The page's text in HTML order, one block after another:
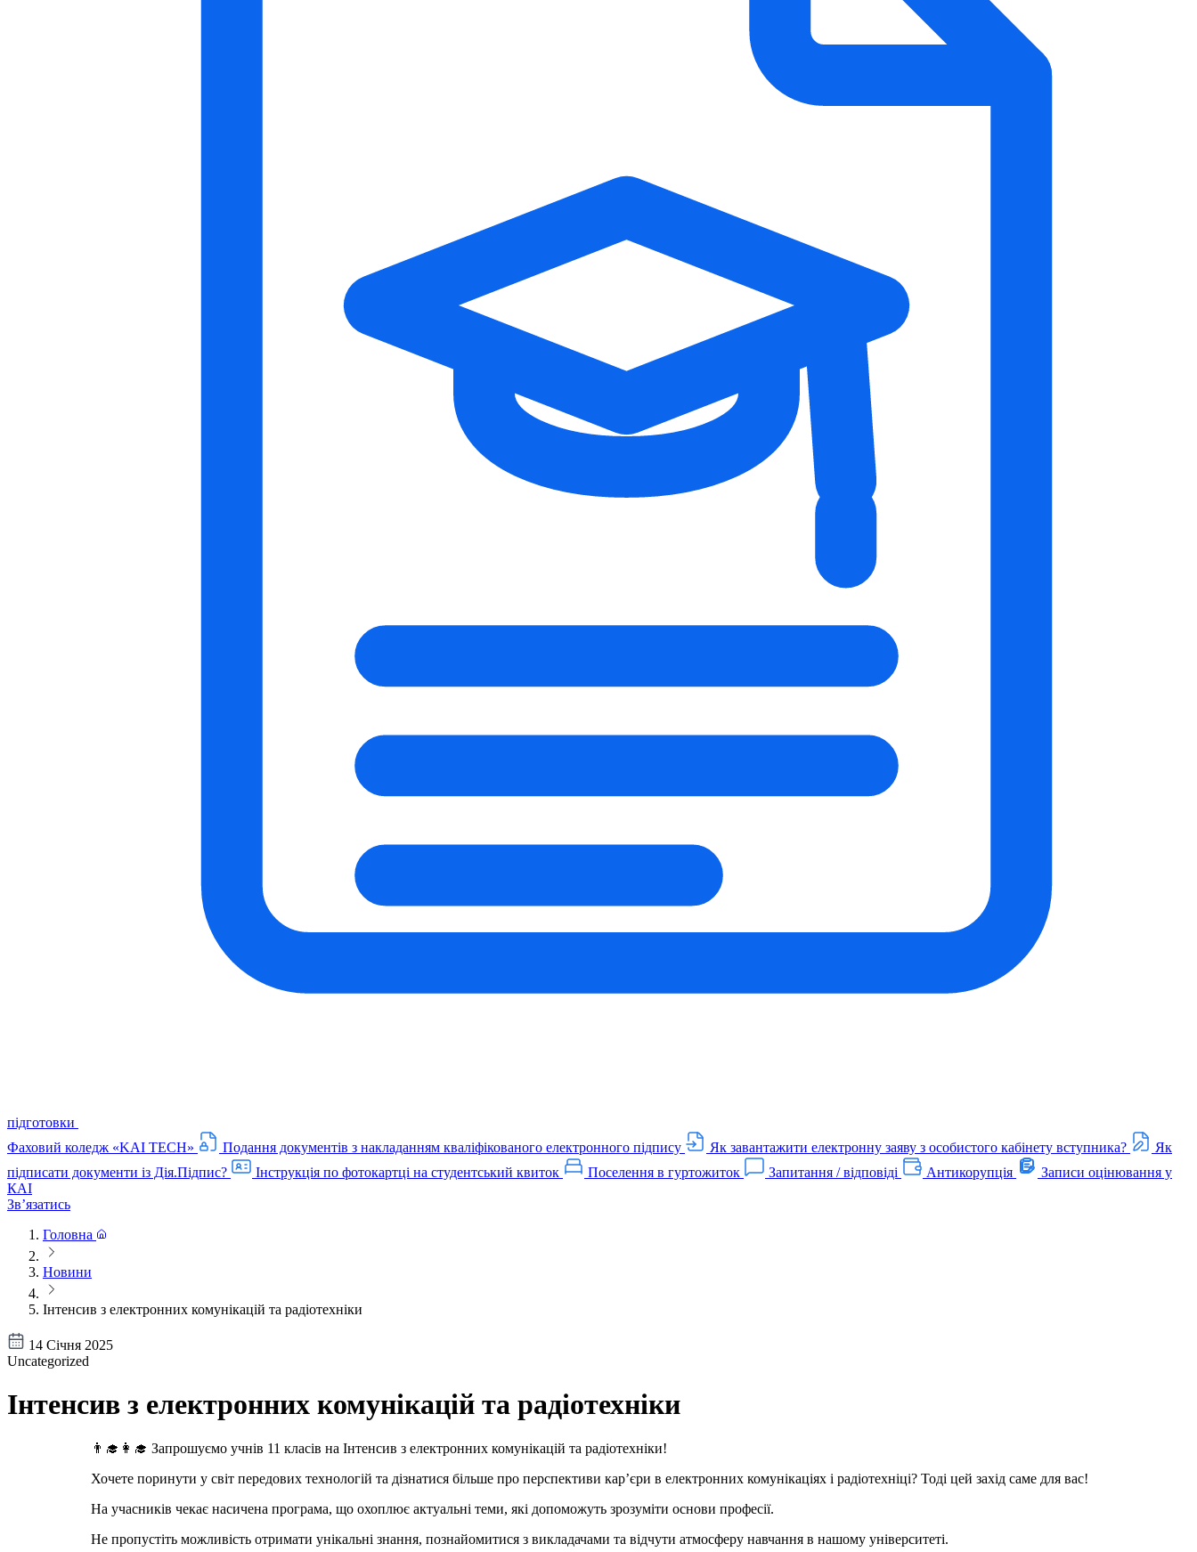
підготовки
Фаховий коледж «KAI TECH»
Подання документів з накладанням кваліфікованого електронного підпису Як завантажити електронну заяву з особистого кабінету вступника?
Як
підписати документи із Дія.Підпис?
Інструкція по фотокартці на студентський квиток Поселення в гуртожиток Запитання / відповіді Антикорупція
Записи оцінювання у
КАІ
Звʼязатись
Головна
Новини
Інтенсив з електронних комунікацій та радіотехніки
14 Січня 2025
Uncategorized
Інтенсив з електронних комунікацій та радіотехніки
👨‍🎓👩‍🎓 Запрошуємо учнів 11 класів на Інтенсив з електронних комунікацій та радіотехніки!
Хочете поринути у світ передових технологій та дізнатися більше про перспективи кар’єри в електронних комунікаціях і радіотехніці? Тоді цей захід саме для вас!
На учасників чекає насичена програма, що охоплює актуальні теми, які допоможуть зрозуміти основи професії.
Не пропустіть можливість отримати унікальні знання, познайомитися з викладачами та відчути атмосферу навчання в нашому університеті.